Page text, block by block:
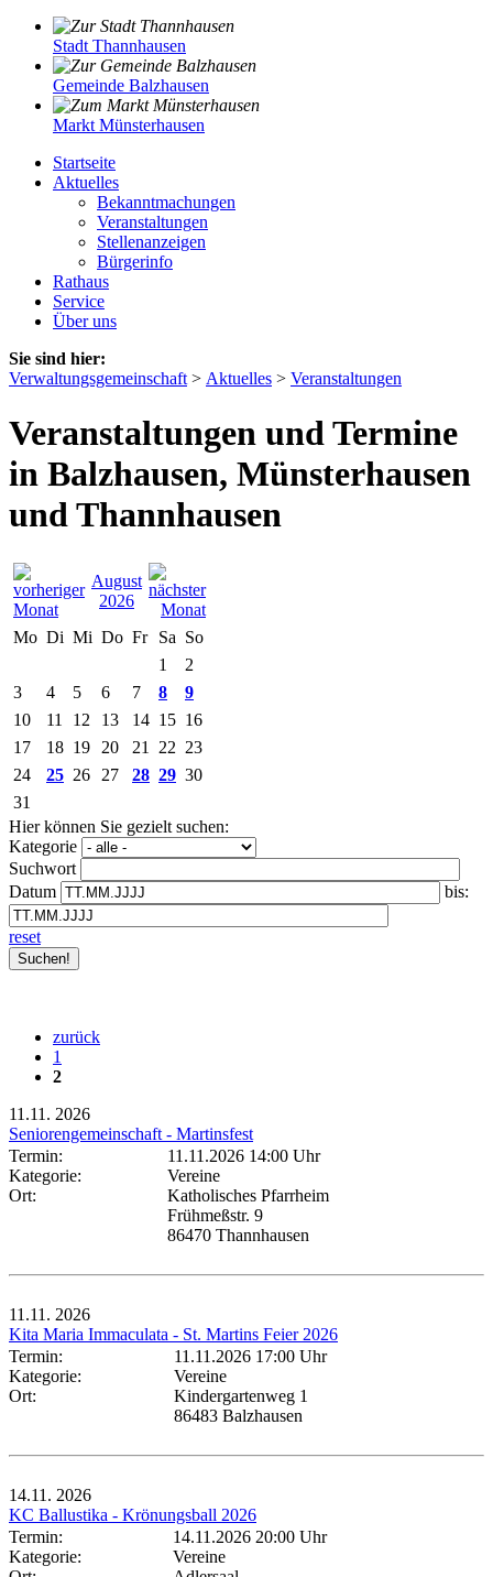
Stadt Thannhausen
Gemeinde Balzhausen
Markt Münsterhausen
Startseite
Aktuelles
Bekanntmachungen
Veranstaltungen
Stellenanzeigen
Bürgerinfo
Rathaus
Service
Über uns
Sie sind hier:
Verwaltungsgemeinschaft > Aktuelles > Veranstaltungen
Veranstaltungen und Termine
in Balzhausen, Münsterhausen
und Thannhausen
August
2026
Mo Di Mi Do Fr Sa So
1
2
3
4 5 6 7 8
9
10
11 12 13 14 15 16
17
18 19 20 21 22 23
24
25 26 27 28 29 30
31
Hier können Sie gezielt suchen:
Kategorie
Suchwort
Datum
bis:
reset
zurück
1
2
11.11. 2026
Seniorengemeinschaft - Martinsfest
Termin:
11.11.2026 14:00 Uhr
Kategorie:
Vereine
Ort:
Katholisches Pfarrheim
Frühmeßstr. 9
86470 Thannhausen
11.11. 2026
Kita Maria Immaculata - St. Martins Feier 2026
Termin:
11.11.2026 17:00 Uhr
Kategorie:
Vereine
Ort:
Kindergartenweg 1
86483 Balzhausen
14.11. 2026
KC Ballustika - Krönungsball 2026
Termin:
14.11.2026 20:00 Uhr
Kategorie:
Vereine